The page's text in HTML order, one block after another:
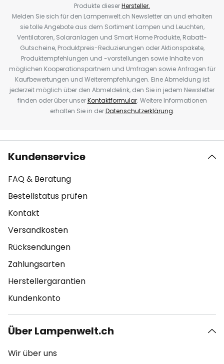
Produkte dieserHersteller.
Melden Sie sich für den Lampenwelt.ch Newsletter an und erhalten
sie tolle Angebote aus dem Sortiment Lampen und Leuchten,
Ventilatoren, Solaranlagen und Smart Home Produkte, Rabatt-
Gutscheine, Produktpreis-Reduzierungen oder Aktionspakete,
Produktempfehlungen und -vorstellungen sowie Inhalte von
möglichen Kooperationspartnern und Umfragen sowie Anfragen für
Kaufbewertungen und Weiterempfehlungen. Eine Abmeldung ist
jederzeit möglich über den Abmeldelink, den Sie in jedem Newsletter
finden oder über unserKontaktformular. Weitere Informationen
erhalten Sie in derDatenschutzerklärung.
Kundenservice
FAQ & Beratung
Bestellstatus prüfen
Kontakt
Versandkosten
Rücksendungen
Zahlungsarten
Herstellergarantien
Kundenkonto
Über Lampenwelt.ch
Wir über uns